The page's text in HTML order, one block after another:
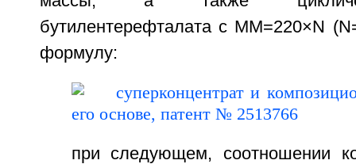
бутилентерефталата с MM=220×N
формулу:
при следующем, соотношении